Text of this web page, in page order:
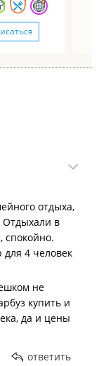
отдыха,
Отдыхали в
спокойно.
для 4 человек
не
купить и
да и цены
ответить